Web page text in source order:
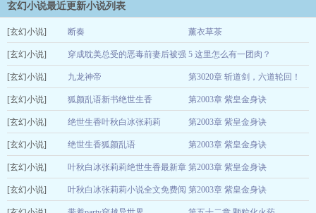
玄幻小说最近更新小说列表
[玄幻小说] 断奏 薰衣草茶
Kiki
[玄幻小说] 穿成耽美总受的恶毒前妻后被强
制爱了（兽世nph）
5 这里怎么有一团肉？
一颗西柚 05-13
[玄幻小说] 九龙神帝 第3020章 斩道剑，六道轮回！
证道者
[玄幻小说] 狐颜乱语新书绝世生香 第2003章 紫皇金身诀
叶秋白冰张莉莉
[玄幻小说] 绝世生香叶秋白冰张莉莉 第2003章 紫皇金身诀
狐颜乱语
[玄幻小说] 绝世生香狐颜乱语 第2003章 紫皇金身诀
叶秋白冰张莉莉
[玄幻小说] 叶秋白冰张莉莉绝世生香最新章
节在线阅读
第2003章 紫皇金身诀
狐颜乱语
[玄幻小说] 叶秋白冰张莉莉小说全文免费阅 第2003章 紫皇金身诀